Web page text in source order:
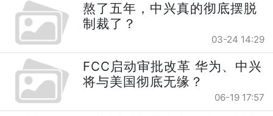
熬了五年，中兴真的彻底摆脱
制裁了？
03-24 14:29
FCC启动审批改革 华为、中兴
将与美国彻底无缘？
06-19 17:57